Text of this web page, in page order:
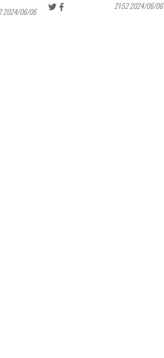
2024/06/06 21:52
2024/06/06 18:32